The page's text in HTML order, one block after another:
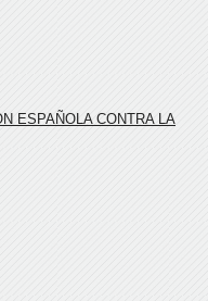
ESPAÑOLA CONTRA LA